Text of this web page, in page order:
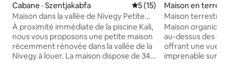
Cabane · Szentjakabfa Note moyenne de 5 sur 5,
5 (15)
Maison dans la vallée de Nivegy Petite
maison près du lac Balaton
À proximité immédiate de la piscine Kali,
nous vous proposons une petite maison
récemment rénovée dans la vallée de la
Nivegy à louer. La maison dispose de 34
Maison en terre ·
Maison terrestre
complet
Maison
au-dessus des
offrant une vue
imprenable sur le